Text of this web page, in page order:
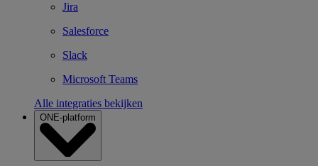
Jira
Salesforce
Slack
Microsoft Teams
Alle integraties bekijken
ONE-platform